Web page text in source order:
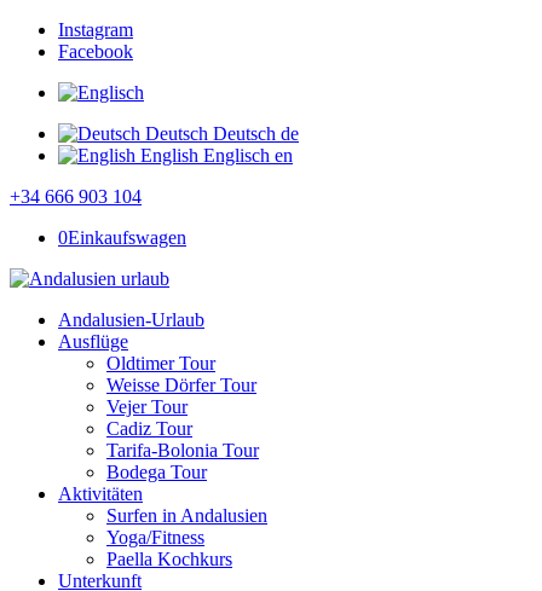
Instagram
Facebook
Deutsch Deutsch de
English Englisch en
+34 666 903 104
0Einkaufswagen
Andalusien-Urlaub
Ausflüge
Oldtimer Tour
Weisse Dörfer Tour
Vejer Tour
Cadiz Tour
Tarifa-Bolonia Tour
Bodega Tour
Aktivitäten
Surfen in Andalusien
Yoga/Fitness
Paella Kochkurs
Unterkunft